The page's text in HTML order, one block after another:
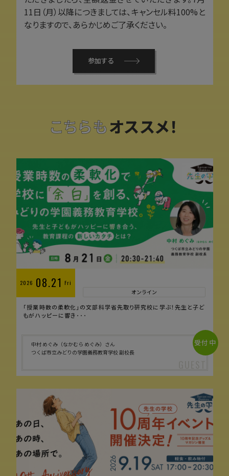
11日（月）以降につきましては、キャンセル料100%と
なりますので、あらかじめご了承ください。
参加する
こちらもオススメ！
2026 08.21 Fri
オンライン
「授業時数の柔軟化」の文部科学省先取り研究校に学ぶ！先生と子ど
もがハッピーに響き･･･
中村 めぐみ（なかむら めぐみ）さん
つくば市立みどりの学園義務教育学校 副校長
受付中